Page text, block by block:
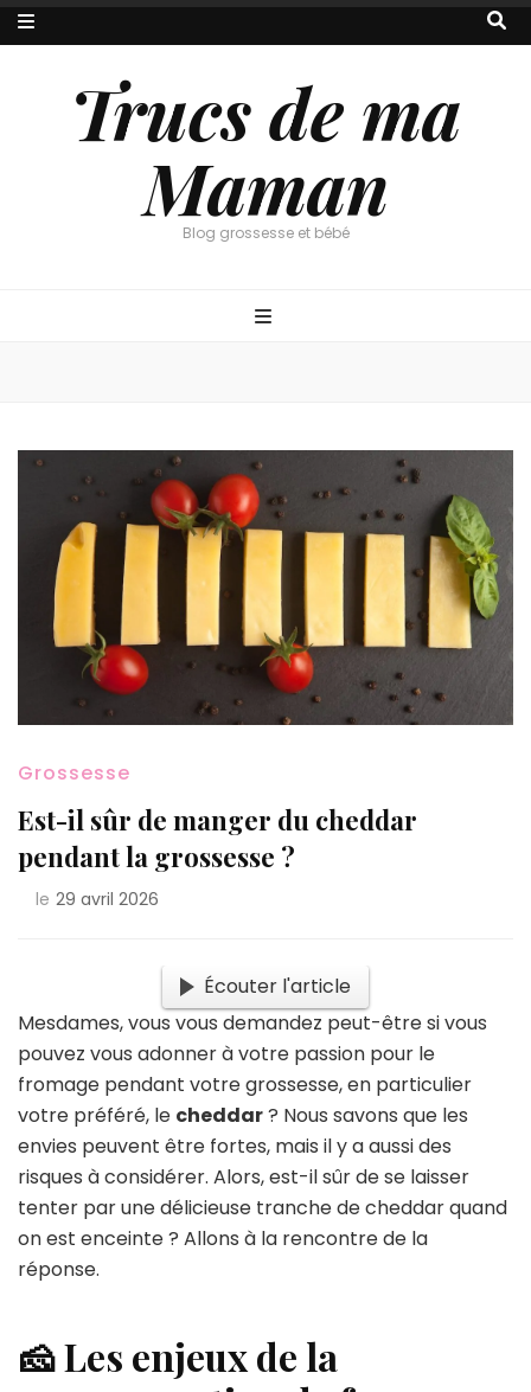
Trucs de ma
Maman
Blog grossesse et bébé
Grossesse
Est-il sûr de manger du cheddar
pendant la grossesse ?
le 29 avril 2026
Écouter l'article
Mesdames, vous vous demandez peut-être si vous
pouvez vous adonner à votre passion pour le
fromage pendant votre grossesse, en particulier
votre préféré, le cheddar? Nous savons que les
envies peuvent être fortes, mais il y a aussi des
risques à considérer. Alors, est-il sûr de se laisser
tenter par une délicieuse tranche de cheddar quand
on est enceinte ? Allons à la rencontre de la
réponse.
🧀 Les enjeux de la